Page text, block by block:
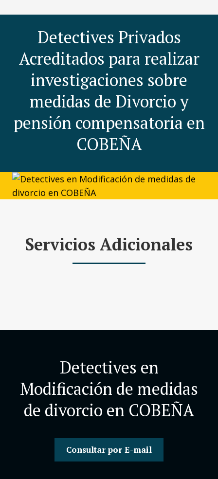
Detectives Privados
Acreditados para realizar
investigaciones sobre
medidas de Divorcio y
pensión compensatoria en
COBEÑA
Servicios Adicionales
Detectives en
Modificación de medidas
de divorcio en COBEÑA
Consultar por E-mail